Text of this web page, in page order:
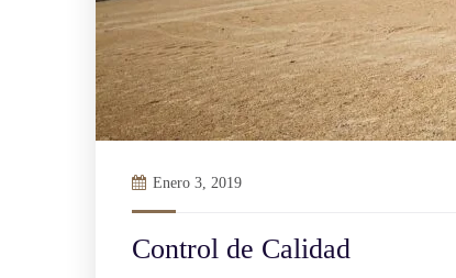
Enero 3, 2019
Control de Calidad